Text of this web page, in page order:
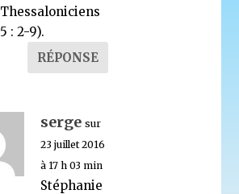
Thessaloniciens
5 : 2-9).
RÉPONSE
serge sur
23 juillet 2016
à 17 h 03 min
Stéphanie